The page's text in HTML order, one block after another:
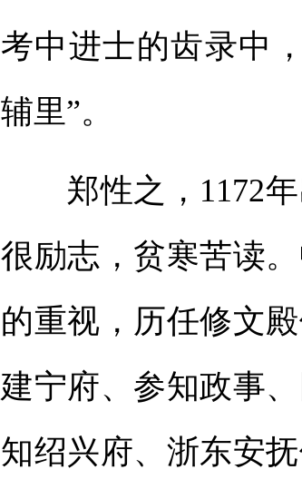
考中进士的齿录中
辅里”。
郑性之，1172年
很励志，贫寒苦读
的重视，历任修文
建宁府、参知政事
知绍兴府、浙东安